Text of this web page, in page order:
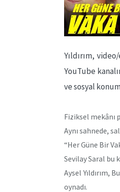
Yıldırım,
YouTube
ve sosyal
Fiziksel mekânı
Aynı sahnede,
“Her Güne Bir
Sevilay Saral bu
Aysel Yıldırım,
oynadı.